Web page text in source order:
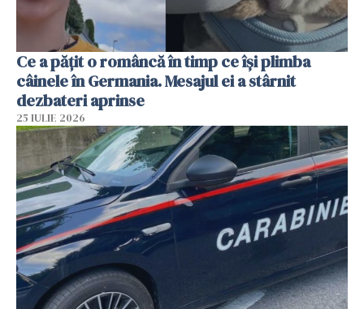
Ce a pățit o româncă în timp ce își plimba
câinele în Germania. Mesajul ei a stârnit
dezbateri aprinse
25 IULIE 2026